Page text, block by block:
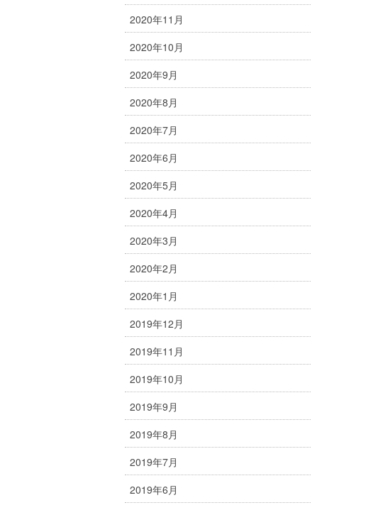
2020年11月
2020年10月
2020年9月
2020年8月
2020年7月
2020年6月
2020年5月
2020年4月
2020年3月
2020年2月
2020年1月
2019年12月
2019年11月
2019年10月
2019年9月
2019年8月
2019年7月
2019年6月